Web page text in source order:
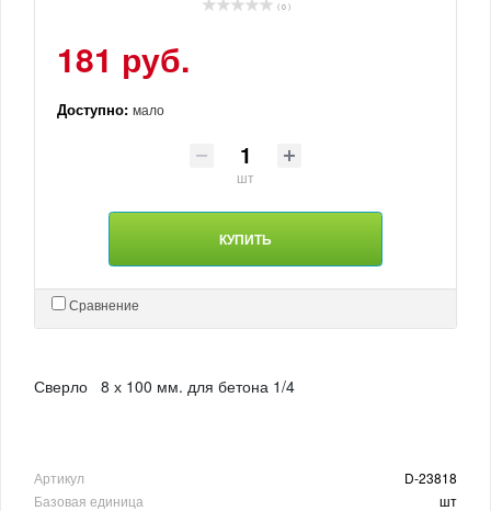
( 0 )
181 руб.
Доступно: мало
шт
КУПИТЬ
Сравнение
Сверло 8 х 100 мм. для бетона 1/4
Артикул
D-23818
Базовая единица
шт